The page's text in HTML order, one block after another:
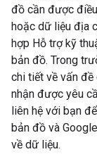
đồ cần được
hoặc dữ liệu địa
hợp Hỗ trợ kỹ
bản đồ. Trong
chi tiết về vấn
nhận được yêu
liên hệ với bạn
bản đồ và
về dữ liệu.